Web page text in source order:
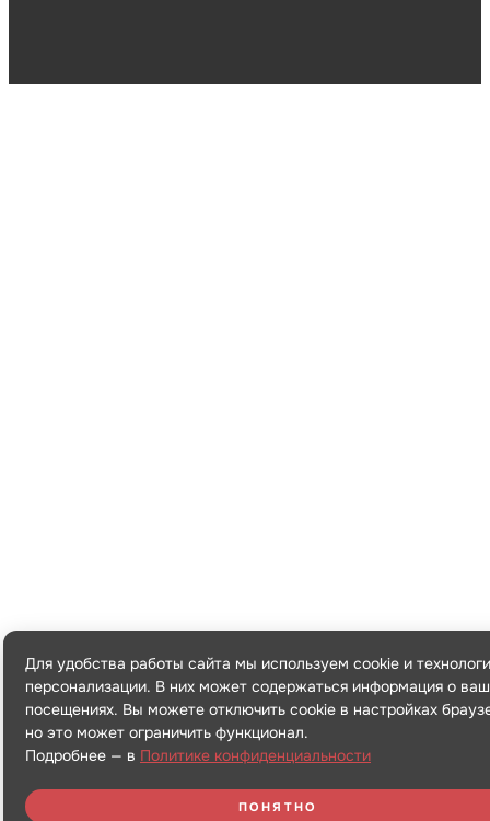
Для удобства работы сайта мы используем cookie и
персонализации. В них может содержаться информация о
посещениях. Вы можете отключить cookie в настройках
но это может ограничить функционал.
Подробнее — в Политике конфиденциальности
ПОНЯТНО